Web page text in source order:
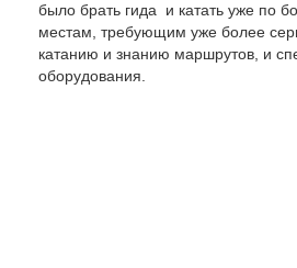
было брать гида и катать уже по
местам, требующим уже более
катанию и знанию маршрутов, и
оборудования.